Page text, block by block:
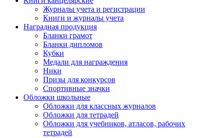
Журналы учета и регистрации
Книги и журналы учета
Наградная продукция
Бланки грамот
Бланки дипломов
Кубки
Медали для награждения
Ники
Призы для конкурсов
Спортивные значки
Обложки школьные
Обложки для классных журналов
Обложки для тетрадей
Обложки для учебников, атласов, рабочих
тетрадей